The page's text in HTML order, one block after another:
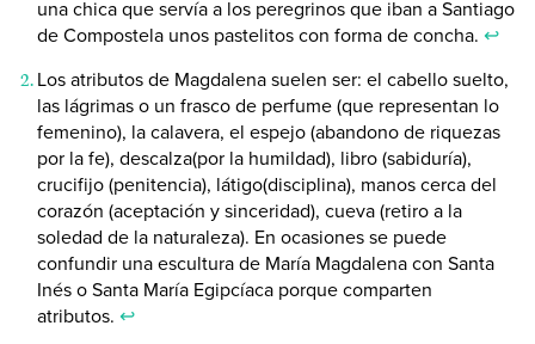
una chica que servía a los peregrinos que iban a Santiago
de Compostela unos pastelitos con forma de concha. ↩
Los atributos de Magdalena suelen ser: el cabello suelto,
las lágrimas o un frasco de perfume (que representan lo
femenino), la calavera, el espejo (abandono de riquezas
por la fe), descalza(por la humildad), libro (sabiduría),
crucifijo (penitencia), látigo(disciplina), manos cerca del
corazón (aceptación y sinceridad), cueva (retiro a la
soledad de la naturaleza). En ocasiones se puede
confundir una escultura de María Magdalena con Santa
Inés o Santa María Egipcíaca porque comparten
atributos. ↩